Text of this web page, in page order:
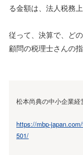
る金額は、法人税務
従って、決算で、ど
顧問の税理士さんの
松本尚典の中小企業
https://mbp-
501/